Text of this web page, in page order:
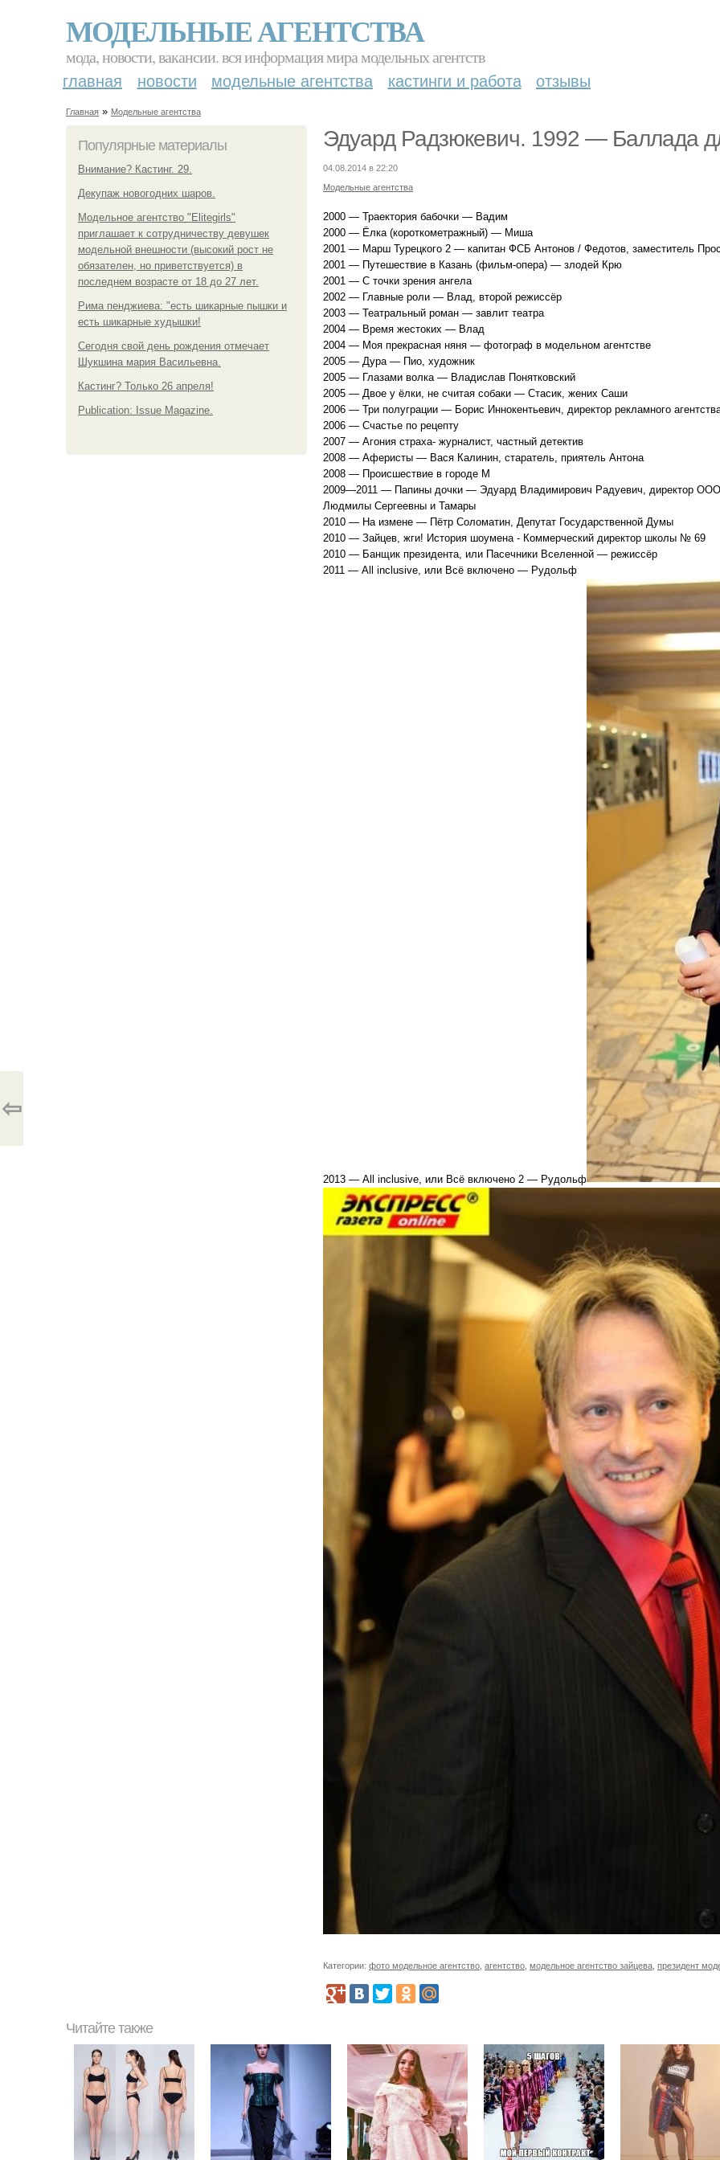
МОДЕЛЬНЫЕ АГЕНТСТВА
мода, новости, вакансии. вся информация мира модельных агентств
главная новости модельные агентства кастинги и работа отзывы
Главная » Модельные агентства
Популярные материалы
Внимание? Кастинг. 29.
Декупаж новогодних шаров.
Модельное агентство "Elitegirls"
приглашает к сотрудничеству девушек
модельной внешности (высокий рост не
обязателен, но приветствуется) в
последнем возрасте от 18 до 27 лет.
Рима пенджиева: "есть шикарные пышки и
есть шикарные худышки!
Сегодня свой день рождения отмечает
Шукшина мария Васильевна.
Кастинг? Только 26 апреля!
Publication: Issue Magazine.
Эдуард Радзюкевич. 1992 — Баллада
04.08.2014 в 22:20
Модельные агентства
2000 — Траектория бабочки — Вадим
2000 — Ёлка (короткометражный) — Миша
2001 — Марш Турецкого 2 — капитан ФСБ Антонов / Федотов, заместитель
2001 — Путешествие в Казань (фильм-опера) — злодей Крю
2001 — С точки зрения ангела
2002 — Главные роли — Влад, второй режиссёр
2003 — Театральный роман — завлит театра
2004 — Время жестоких — Влад
2004 — Моя прекрасная няня — фотограф в модельном агентстве
2005 — Дура — Пио, художник
2005 — Глазами волка — Владислав Понятковский
2005 — Двое у ёлки, не считая собаки — Стасик, жених Саши
2006 — Три полуграции — Борис Иннокентьевич, директор рекламного
2006 — Счастье по рецепту
2007 — Агония страха- журналист, частный детектив
2008 — Аферисты — Вася Калинин, старатель, приятель Антона
2008 — Происшествие в городе М
2009—2011 — Папины дочки — Эдуард Владимирович Радуевич, директор
Людмилы Сергеевны и Тамары
2010 — На измене — Пётр Соломатин, Депутат Государственной Думы
2010 — Зайцев, жги! История шоумена - Коммерческий директор школы № 69
2010 — Банщик президента, или Пасечники Вселенной — режиссёр
2011 — All inclusive, или Всё включено — Рудольф
2013 — All inclusive, или Всё включено 2 — Рудольф
Категории: фото модельное агентство агентство модельное агентство зайцева президент
⇦
Читайте также